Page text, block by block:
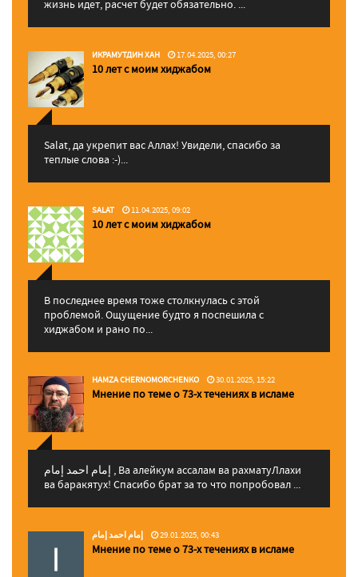
жизнь идет, расчет будет обязательно. ...
ИКРАМУТДИН ХАН 17.04.2025, 00:27
10 лет с моим хиджабом
Salat, да укрепит вас Аллаx! Увидели, спасибо за
теплые слова :-)...
SALAT 11.04.2025, 09:02
10 лет с моим хиджабом
В последнее время тоже столкнулась с этой
проблемой. Ощущение будто я поспешила с
хиджабом и рано по...
HAMZA CHERNOMORCHENKO 30.01.2025, 15:22
Мнение по теме о 73-х течениях в исламе
إمام احمد إمام , Ва алейкум ассалам ва рахматуЛлахи
ва баракятух! Спасибо брат за то что попробовал ...
إمام احمد إمام 29.01.2025, 00:43
Мнение по теме о 73-х течениях в исламе